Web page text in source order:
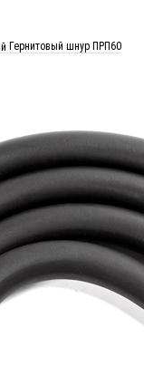
Гернитовый шнур ПРП60